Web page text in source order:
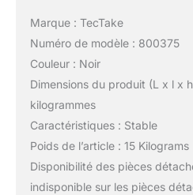
Marque : TecTake
Numéro de modèle : 800375
Couleur : Noir
Dimensions du produit (L x l x
kilogrammes
Caractéristiques : Stable
Poids de l’article : 15 Kilograms
Disponibilité des pièces
indisponible sur les pièces